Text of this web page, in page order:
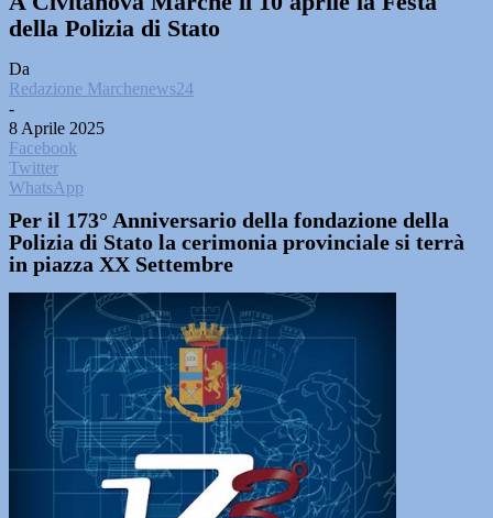
della Polizia di Stato
Da
Redazione Marchenews24
-
8 Aprile 2025
Facebook
Twitter
WhatsApp
Per il 173° Anniversario della fondazione della
Polizia di Stato la cerimonia provinciale si terrà
in piazza XX Settembre